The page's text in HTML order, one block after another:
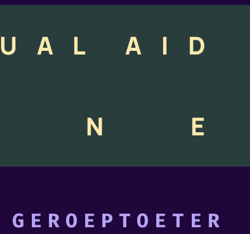
U A L A I D
N E
GEROEPTOETER